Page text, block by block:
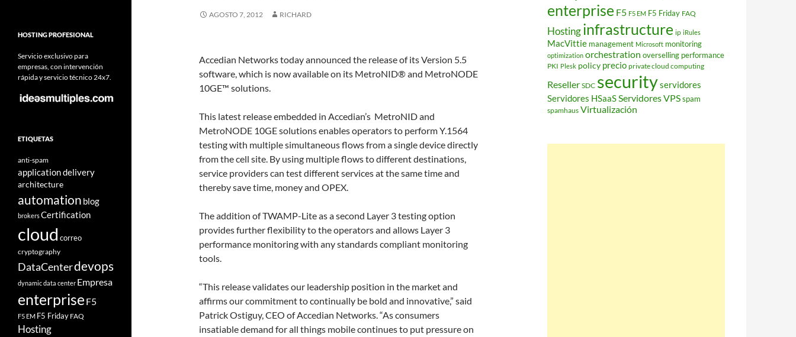
AGOSTO 7, 2012 RICHARD
Accedian Networks today announced the release of its Version 5.5
software, which is now available on its MetroNID® and MetroNODE
10GE™ solutions.
This latest release embedded in Accedian’s MetroNID and
MetroNODE 10GE solutions enables operators to perform Y.1564
testing with multiple simultaneous flows from a single device directly
from the cell site. By using multiple flows to different destinations,
service providers can test different services at the same time and
thereby save time, money and OPEX.
The addition of TWAMP-Lite as a second Layer 3 testing option
provides further flexibility to the operators and allows Layer 3
performance monitoring with any standards compliant monitoring
tools.
“This release validates our leadership position in the market and
affirms our commitment to continually be bold and innovative,” said
Patrick Ostiguy, CEO of Accedian Networks. “As consumers
insatiable demand for all things mobile continues to put pressure on
enterprise F5 F5 EM F5 Friday FAQ
Hostinginfrastructure ip iRules
MacVittie management Microsoft monitoring
optimization orchestration overselling performance
PKI Plesk policy precio private cloud computing
Reseller SDC securityservidores
Servidores HSaaSServidores VPSspam
spamhaus Virtualización
HOSTING PROFESIONAL
Servicio exclusivo para
empresas, con intervención
rápida y servicio técnico 24x7.
ETIQUETAS
anti-spam
application delivery
architecture
automation blog
brokersCertification
cloud correo
cryptography
DataCenterdevops
dynamic data center Empresa
enterprise F5
F5 EM F5 Friday FAQ
Hosting